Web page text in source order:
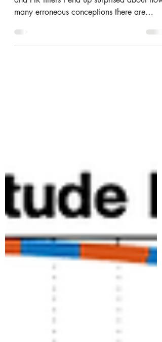
Very often when I hear discussions about IIR
many erroneous conceptions there are
around...